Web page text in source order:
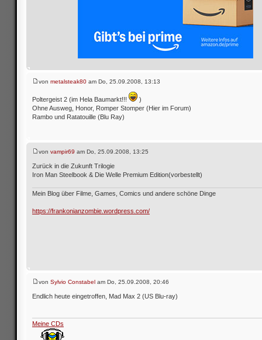
von metalsteak80 am Do, 25.09.2008, 13:13
Poltergeist 2 (im Hela Baumarkt!!!
)
Ohne Ausweg, Honor, Romper Stomper (Hier im Forum)
Rambo und Ratatouille (Blu Ray)
von vampir69 am Do, 25.09.2008, 13:25
Zurück in die Zukunft Trilogie
Iron Man Steelbook & Die Welle Premium Edition(vorbestellt)
Mein Blog über Filme, Games, Comics und andere schöne Dinge
https://frankonianzombie.wordpress.com/
von Sylvio Constabel am Do, 25.09.2008, 20:46
Endlich heute eingetroffen, Mad Max 2 (US Blu-ray)
Meine CDs